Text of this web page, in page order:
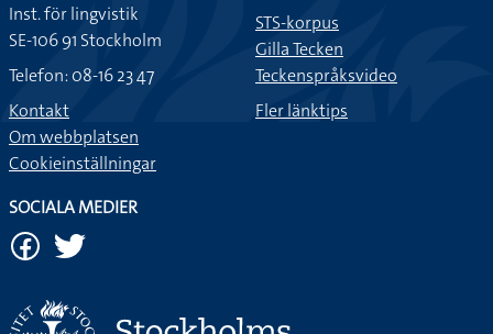
Inst. för lingvistik
SE-106 91 Stockholm
Telefon: 08-16 23 47
Kontakt
Om webbplatsen
Cookieinställningar
STS-korpus
Gilla Tecken
Teckenspråksvideo
Fler länktips
SOCIALA MEDIER